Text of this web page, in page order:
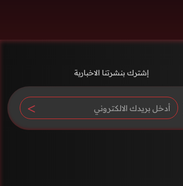
إشترك بنشرتنا الاخبارية